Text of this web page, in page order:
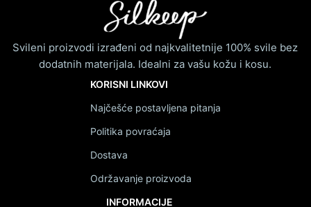
Svileni proizvodi izrađeni od najkvalitetnije 100% svile bez
dodatnih materijala. Idealni za vašu kožu i kosu.
KORISNI LINKOVI
Najčešće postavljena pitanja
Politika povraćaja
Dostava
Održavanje proizvoda
INFORMACIJE